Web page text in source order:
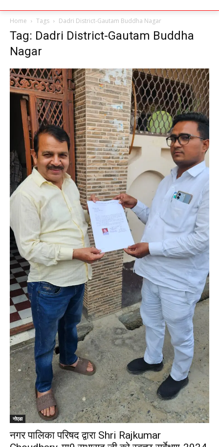
Home Tags Dadri District-Gautam Buddha Nagar
Tag: Dadri District-Gautam Buddha
Nagar
नोएडा
नगर पालिका परिषद द्वारा Shri Rajkumar